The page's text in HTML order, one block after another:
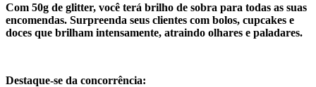
Com 50g de glitter, você terá brilho de sobra para todas as suas
encomendas. Surpreenda seus clientes com bolos, cupcakes e
doces que brilham intensamente, atraindo olhares e paladares.
Destaque-se da concorrência: